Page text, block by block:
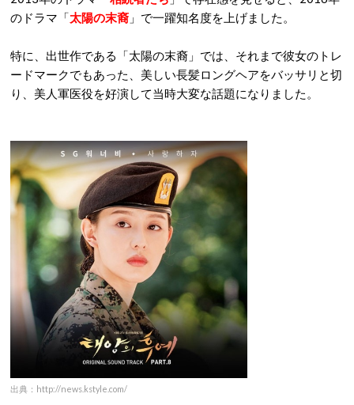
のドラマ「太陽の末裔 」で一躍知名度を上げました。
特に、出世作である「太陽の末裔」では、それまで彼女のトレ
ードマークでもあった、美しい長髪ロングヘアをバッサリと切
り、美人軍医役を好演して当時大変な話題になりました。
出典：http://news.kstyle.com/